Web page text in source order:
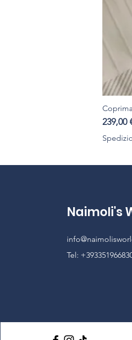
Prezzo
239,00
Naimoli's
Tel: